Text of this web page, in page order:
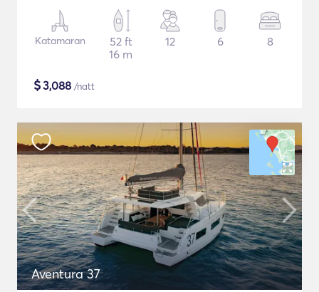
Katamaran
52 ft
16 m
12 6 8
$3,088 /natt
Aventura 37